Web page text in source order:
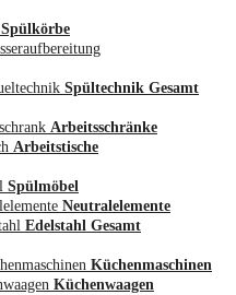
Spülkörbe
Spültechnik Gesamt
Arbeitsschränke
Arbeitstische
Spülmöbel
Neutralelemente
Edelstahl Gesamt
Küchenmaschinen
Küchenwaagen